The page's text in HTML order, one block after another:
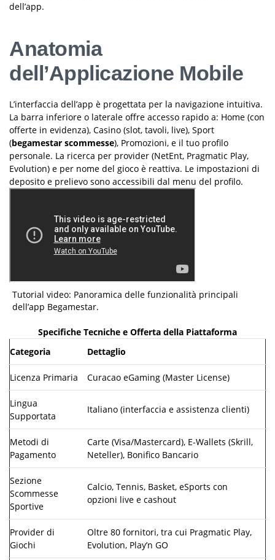
dell’app.
Anatomia
dell’Applicazione Mobile
L’interfaccia dell’app è progettata per la navigazione intuitiva.
La barra inferiore o laterale offre accesso rapido a: Home (con
offerte in evidenza), Casino (slot, tavoli, live), Sport
(begamestar scommesse), Promozioni, e il tuo profilo
personale. La ricerca per provider (NetEnt, Pragmatic Play,
Evolution) e per nome del gioco è reattiva. Le impostazioni di
deposito e prelievo sono accessibili dal menu del profilo.
Tutorial video: Panoramica delle funzionalità principali
dell’app Begamestar.
Specifiche Tecniche e Offerta della Piattaforma
Categoria
Dettaglio
Licenza Primaria Curacao eGaming (Master License)
Lingua
Supportata
Italiano (interfaccia e assistenza clienti)
Metodi di
Pagamento
Carte (Visa/Mastercard), E-Wallets (Skrill,
Neteller), Bonifico Bancario
Sezione
Scommesse
Sportive
Calcio, Tennis, Basket, eSports con
opzioni live e cashout
Provider di
Giochi
Oltre 80 fornitori, tra cui Pragmatic Play,
Evolution, Play’n GO